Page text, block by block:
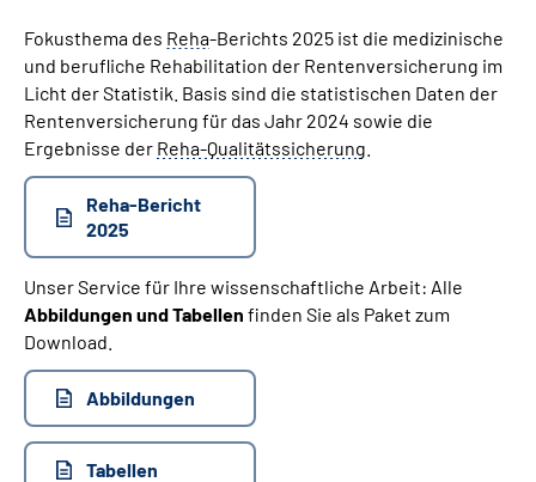
Fokusthema des Reha-Berichts 2025 ist die medizinische
und berufliche Rehabilitation der Rentenversicherung im
Licht der Statistik. Basis sind die statistischen Daten der
Rentenversicherung für das Jahr 2024 sowie die
Ergebnisse der Reha-Qualitätssicherung
Reha-Bericht
2025
Unser Service für Ihre wissenschaftliche Arbeit: Alle
Abbildungen und Tabellen finden Sie als Paket zum
Download.
Abbildungen
Tabellen